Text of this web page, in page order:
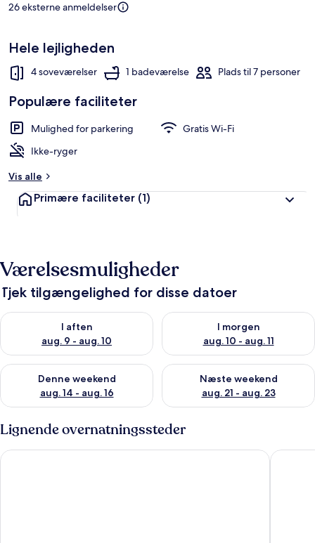
26 eksterne anmeldelser
Hele lejligheden
4 soveværelser 1 badeværelse Plads til 7 personer
Populære faciliteter
Mulighed for parkering
Gratis Wi-Fi
Ikke-ryger
Vis alle
Primære faciliteter (1)
Værelsesmuligheder
Tjek tilgængelighed for disse datoer
I aften
aug. 9 - aug. 10
Tjek tilgængelighed for i aften aug. 9 - aug. 10
I morgen
aug. 10 - aug. 11
Tjek tilgængelighed for i
Denne weekend
aug. 14 - aug. 16
Tjek tilgængelighed for denne weekend aug. 14 - aug. 16
Næste weekend
aug. 21 - aug. 23
Tjek tilgængelighed for næste
Lignende overnatningssteder
Scandic Spectrum Adina